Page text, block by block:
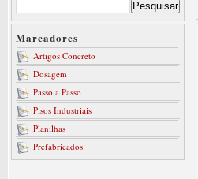
Marcadores
Artigos Concreto
Dosagem
Passo a Passo
Pisos Industriais
Planilhas
Prefabricados